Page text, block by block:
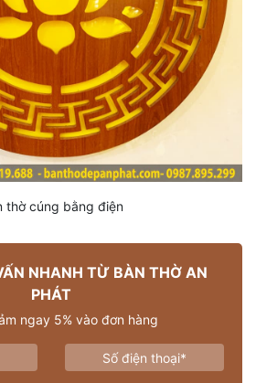
thờ cúng bằng điện
NHANH TỪ BÀN THỜ AN
PHÁT
ngay 5% vào đơn hàng